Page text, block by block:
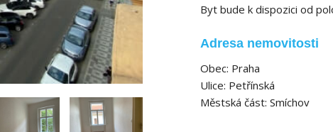
Byt bude k dispozici od
Adresa nemovitosti
Obec: Praha
Ulice: Petřínská
Městská část: Smíchov